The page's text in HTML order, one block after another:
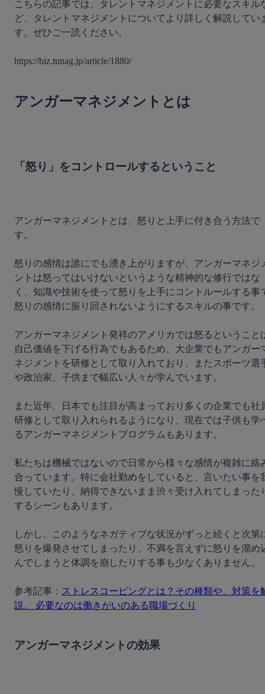
こちらの記事では、タレントマネジメントに必要なスキル
ど、タレントマネジメントについてより詳しく解説してい
す。ぜひご一読ください。
https://biz.tunag.jp/article/1880/
アンガーマネジメントとは
「怒り」をコントロールするということ
アンガーマネジメントとは、怒りと上手に付き合う方法で
す。
怒りの感情は誰にでも湧き上がりますが、アンガーマネジ
ントは怒ってはいけないというような精神的な修行ではな
く、知識や技術を使って怒りを上手にコントルールする事
怒りの感情に振り回されないようにするスキルの事です。
アンガーマネジメント発祥のアメリカでは怒るということ
自己価値を下げる行為でもあるため、大企業でもアンガー
ネジメントを研修として取り入れており、またスポーツ選
や政治家、子供まで幅広い人々が学んでいます。
また近年、日本でも注目が高まっており多くの企業でも社
研修として取り入れられるようになり、現在では子供も学
るアンガーマネジメントプログラムもあります。
私たちは機械ではないので日常から様々な感情が複雑に絡
合っています。特に会社勤めをしていると、言いたい事を
慢していたり、納得できないまま渋々受け入れてしまった
するシーンもあります。
しかし、このようなネガティブな状況がずっと続くと次第
怒りを爆発させてしまったり、不満を言えずに怒りを溜め
んでしまうと体調を崩したりする事も少なくありません。
参考記事： ストレスコーピングとは？その種類や、対策を
説。 必要なのは働きがいのある職場づくり
アンガーマネジメントの効果